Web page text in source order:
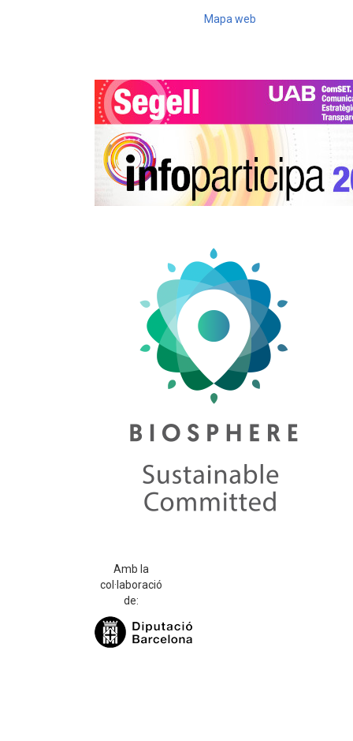
Mapa web
Amb la
col·laboració
de: